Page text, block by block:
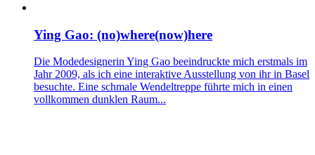
Ying Gao: (no)where(now)here
Die Modedesignerin Ying Gao beeindruckte mich erstmals im
Jahr 2009, als ich eine interaktive Ausstellung von ihr in Basel
besuchte. Eine schmale Wendeltreppe führte mich in einen
vollkommen dunklen Raum...